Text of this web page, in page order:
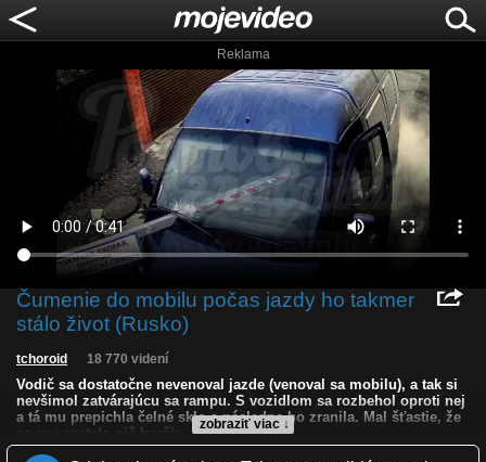
Reklama
Čumenie do mobilu počas jazdy ho takmer
stálo život (Rusko)
zobraziť viac ↓
tchoroid 18 770 videní
Vodič sa dostatočne nevenoval jazde (venoval sa mobilu), a tak si
nevšimol zatvárajúcu sa rampu. S vozidlom sa rozbehol oproti nej
a tá mu prepichla čelné sklo a následne ho zranila. Mal šťastie, že
sa mu nestalo nič horšie.